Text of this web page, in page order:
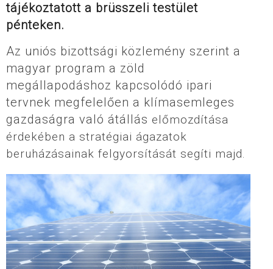
tájékoztatott a brüsszeli testület
pénteken.
Az uniós bizottsági közlemény szerint a
magyar program a zöld
megállapodáshoz kapcsolódó ipari
tervnek megfelelően a klímasemleges
gazdaságra való átállás előmozdítása
érdekében a stratégiai ágazatok
beruházásainak felgyorsítását segíti majd.